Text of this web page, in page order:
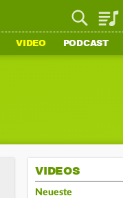
VIDEO PODCAST
VIDEOS
Neueste